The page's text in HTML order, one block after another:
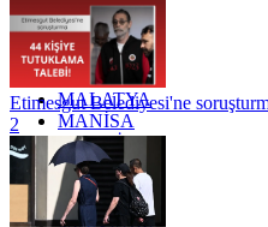
KOCAELİ
KONYA
KÜTAHYA
KİLİS
MALATYA
MANİSA
MARDİN
MERSİN
MUĞLA
MUŞ
Etimesgut Belediyesi'ne
2